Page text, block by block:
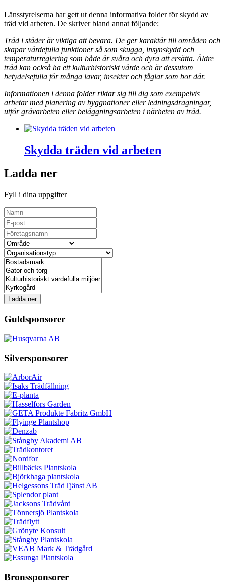
Länsstyrelserna har gett ut denna informativa folder för skydd av
träd vid arbeten. De skriver bland annat följande:
Träd i städer är viktiga att bevara. De ger karaktär till områden och
skapar värdefulla funktioner så som skugga, insynskydd och
temperaturreglering som både är svåra och dyra att ersätta. Äldre
träd kan också ha ett kulturhistoriskt värde och är dessutom
betydelsefulla för många lavar, insekter och fåglar som bor där.
Informationen i denna folder riktar sig till dig som exempelvis
arbetar med planering av byggnationer eller ledningsdragningar,
utför grävarbeten eller beläggningsarbeten i närheten av träd.
Skydda träden vid arbeten
Ladda ner
Fyll i dina uppgifter
Ladda ner
Guldsponsorer
Silversponsorer
Bronssponsorer